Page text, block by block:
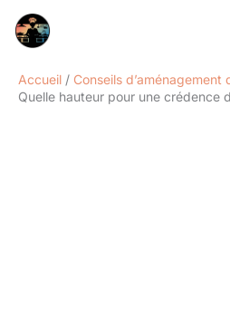
Accueil
Conseils d’aménagement
Quelle hauteur pour une crédence
Rechercher